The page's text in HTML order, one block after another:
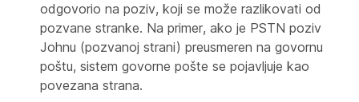
odgovorio na poziv, koji se može razlikovati od
pozvane stranke. Na primer, ako je PSTN poziv
Johnu (pozvanoj strani) preusmeren na govornu
poštu, sistem govorne pošte se pojavljuje kao
povezana strana.